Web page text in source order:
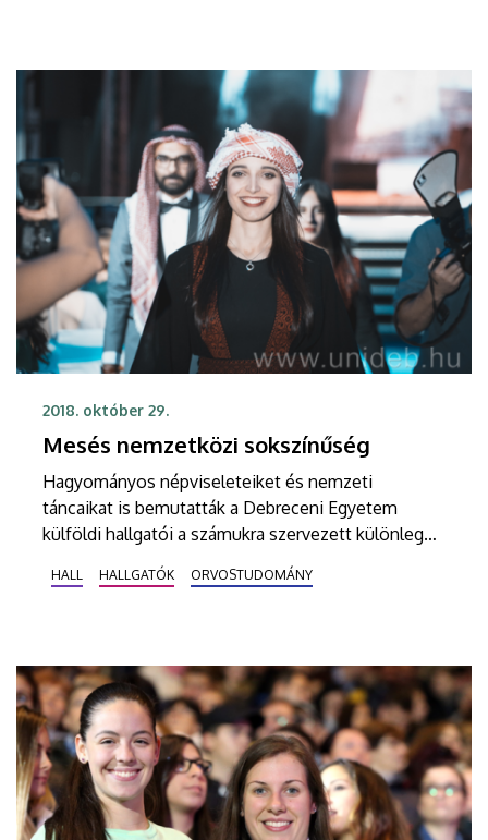
2018. október 29.
Mesés nemzetközi sokszínűség
Hagyományos népviseleteiket és nemzeti
táncaikat is bemutatták a Debreceni Egyetem
külföldi hallgatói a számukra szervezett különleges
centenáriumi ünnepségsorozatának részeként
HALL HALLGATÓK ORVOSTUDOMÁNY